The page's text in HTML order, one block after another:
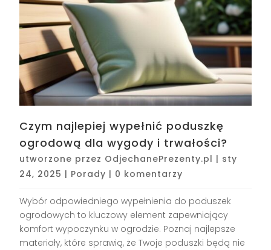
Czym najlepiej wypełnić poduszkę
ogrodową dla wygody i trwałości?
utworzone przez OdjechanePrezenty.pl | sty
24, 2025 | Porady | 0 komentarzy
Wybór odpowiedniego wypełnienia do poduszek
ogrodowych to kluczowy element zapewniający
komfort wypoczynku w ogrodzie. Poznaj najlepsze
materiały, które sprawią, że Twoje poduszki będą nie